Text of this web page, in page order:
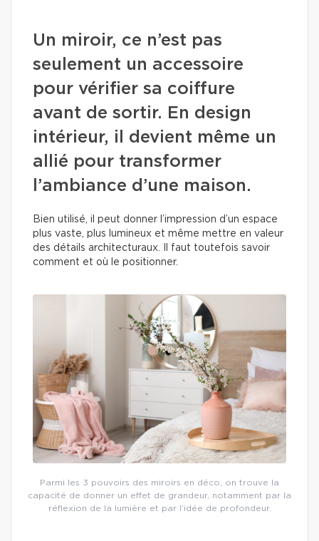
Un miroir, ce n’est pas
seulement un accessoire
pour vérifier sa coiffure
avant de sortir. En design
intérieur, il devient même un
allié pour transformer
l’ambiance d’une maison.
Bien utilisé, il peut donner l’impression d’un espace
plus vaste, plus lumineux et même mettre en valeur
des détails architecturaux. Il faut toutefois savoir
comment et où le positionner.
Parmi les 3 pouvoirs des miroirs en déco, on trouve la
capacité de donner un effet de grandeur, notamment par la
réflexion de la lumière et par l’idée de profondeur.